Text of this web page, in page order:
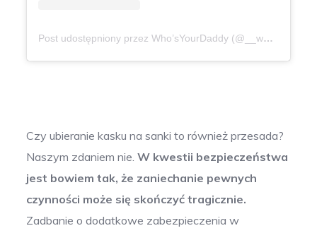
Post udostępniony przez Who’sYourDaddy (@__whos_your_daddy_)
Czy ubieranie kasku na sanki to również przesada?
Naszym zdaniem nie.W kwestii bezpieczeństwa
jest bowiem tak, że zaniechanie pewnych
czynności może się skończyć tragicznie.
Zadbanie o dodatkowe zabezpieczenia w